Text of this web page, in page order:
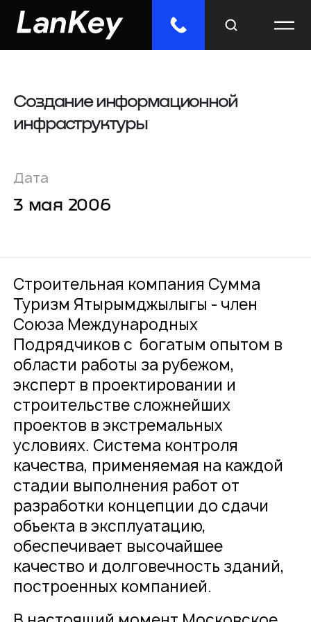
Меню
Главная
ИТ-решения
Отраслевые решения
О компании Карьера
Проекты Контакты
Новости
Создание информационной
инфраструктуры
Дата
3 мая 2006
Строительная компания Сумма
Туризм Ятырымджылыгы - член
Союза Международных
Подрядчиков с богатым опытом в
области работы за рубежом,
эксперт в проектировании и
строительстве сложнейших
проектов в экстремальных
условиях. Система контроля
качества, применяемая на каждой
стадии выполнения работ от
разработки концепции до сдачи
объекта в эксплуатацию,
обеспечивает высочайшее
качество и долговечность зданий,
построенных компанией.